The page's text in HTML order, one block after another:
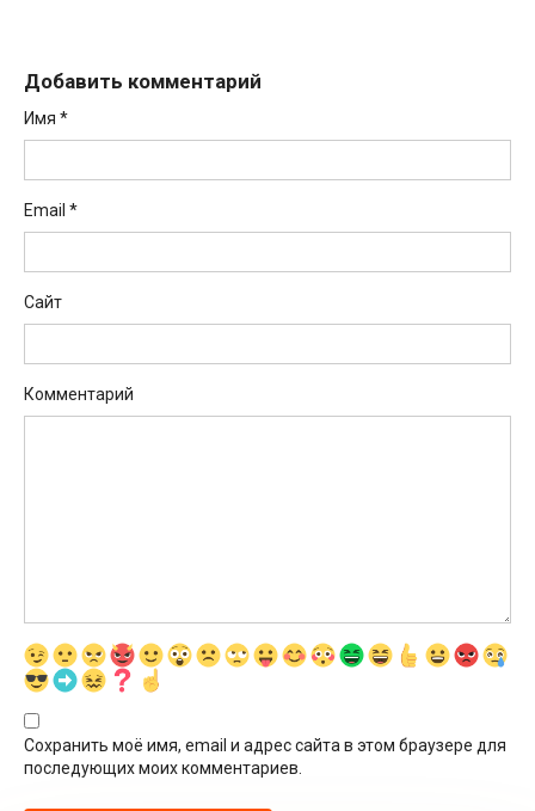
Добавить комментарий
Имя *
Email *
Сайт
Комментарий
Сохранить моё имя, email и адрес сайта в этом браузере для
последующих моих комментариев.